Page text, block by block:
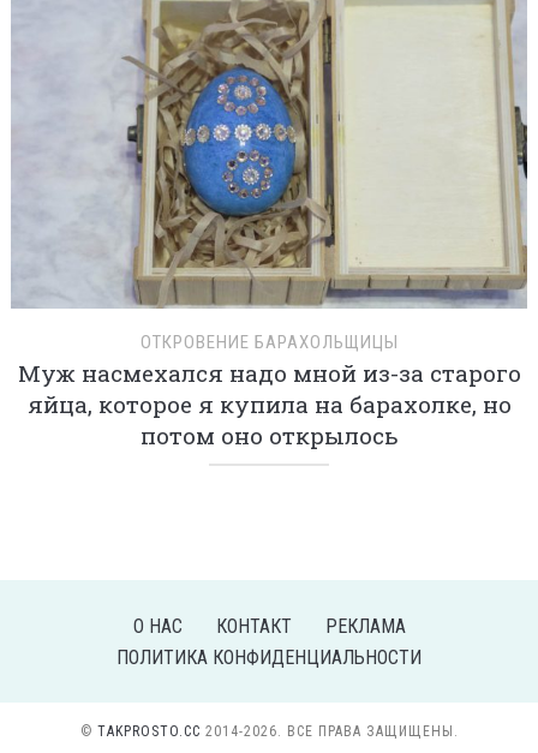
ОТКРОВЕНИЕ БАРАХОЛЬЩИЦЫ
Муж насмехался надо мной из-за старого
яйца, которое я купила на барахолке, но
потом оно открылось
О НАС КОНТАКТ
РЕКЛАМА
ПОЛИТИКА КОНФИДЕНЦИАЛЬНОСТИ
© TAKPROSTO.CC 2014-2026. ВСЕ ПРАВА ЗАЩИЩЕНЫ.